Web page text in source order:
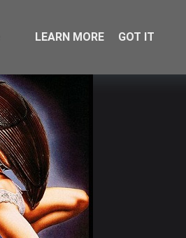
LEARN MORE GOT IT